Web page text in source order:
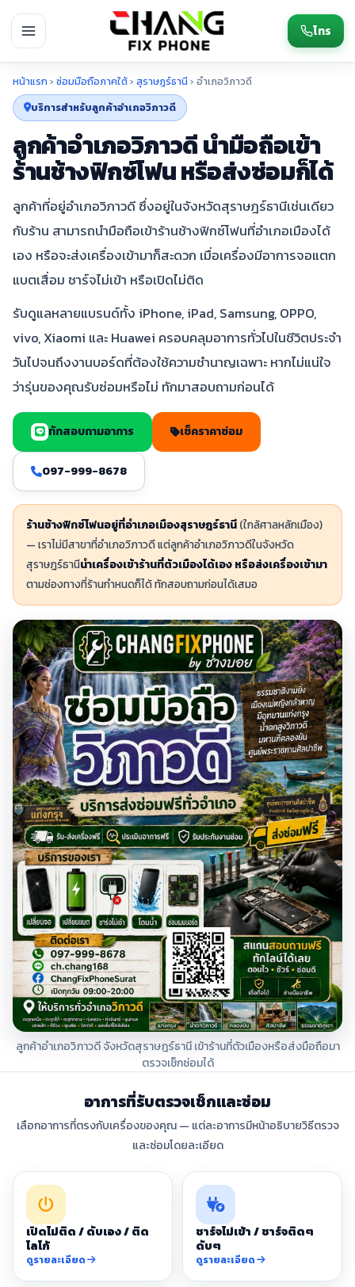
โทร
หน้าแรก › ซ่อมมือถือภาคใต้› สุราษฎร์ธานี › อำเภอวิภาวดี
บริการสำหรับลูกค้าอำเภอวิภาวดี
ลูกค้าอำเภอวิภาวดี นำมือถือเข้า
ร้านช้างฟิกซ์โฟน หรือส่งซ่อมก็ได้
ลูกค้าที่อยู่อำเภอวิภาวดี ซึ่งอยู่ในจังหวัดสุราษฎร์ธานีเช่นเดียว
กับร้าน สามารถนำมือถือเข้าร้านช้างฟิกซ์โฟนที่อำเภอเมืองได้
เอง หรือจะส่งเครื่องเข้ามาก็สะดวก เมื่อเครื่องมีอาการจอแตก
แบตเสื่อม ชาร์จไม่เข้า หรือเปิดไม่ติด
รับดูแลหลายแบรนด์ทั้ง iPhone, iPad, Samsung, OPPO,
vivo, Xiaomi และ Huawei ครอบคลุมอาการทั่วไปในชีวิตประจำ
วันไปจนถึงงานบอร์ดที่ต้องใช้ความชำนาญเฉพาะ หากไม่แน่ใจ
ว่ารุ่นของคุณรับซ่อมหรือไม่ ทักมาสอบถามก่อนได้
ทักสอบถามอาการ เช็คราคาซ่อม
097-999-8678
ร้านช้างฟิกซ์โฟนอยู่ที่อำเภอเมืองสุราษฎร์ธานี (ใกล้ศาลหลักเมือง)
— เราไม่มีสาขาที่อำเภอวิภาวดี แต่ลูกค้าอำเภอวิภาวดีในจังหวัด
สุราษฎร์ธานีนำเครื่องเข้าร้านที่ตัวเมืองได้เอง หรือส่งเครื่องเข้ามา
ตามช่องทางที่ร้านกำหนดก็ได้ ทักสอบถามก่อนได้เสมอ
ลูกค้าอำเภอวิภาวดี จังหวัดสุราษฎร์ธานี เข้าร้านที่ตัวเมืองหรือส่งมือถือมา
ตรวจเช็กซ่อมได้
อาการที่รับตรวจเช็กและซ่อม
เลือกอาการที่ตรงกับเครื่องของคุณ — แต่ละอาการมีหน้าอธิบายวิธีตรวจ
และซ่อมโดยละเอียด
เปิดไม่ติด / ดับเอง / ติด
โลโก้
ดูรายละเอียด
ชาร์จไม่เข้า / ชาร์จติดๆ
ดับๆ
ดูรายละเอียด